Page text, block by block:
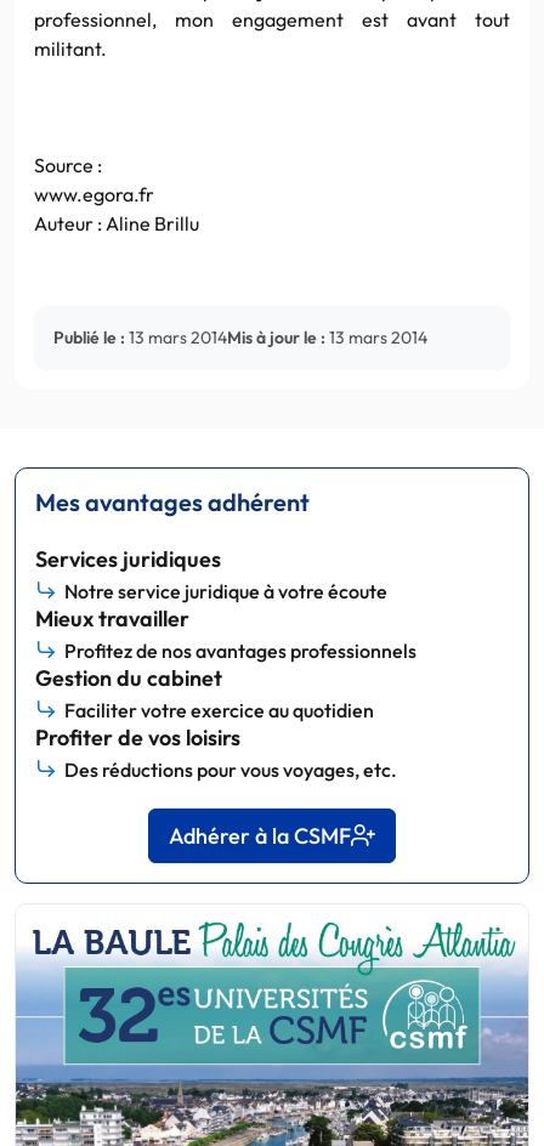
professionnel, mon engagement est avant tout
militant.
Source :
www.egora.fr
Auteur : Aline Brillu
Publié le : 13 mars 2014Mis à jour le : 13 mars 2014
Mes avantages adhérent
Services juridiques
Notre service juridique à votre écoute
Mieux travailler
Profitez de nos avantages professionnels
Gestion du cabinet
Faciliter votre exercice au quotidien
Profiter de vos loisirs
Des réductions pour vous voyages, etc.
Adhérer à la CSMF